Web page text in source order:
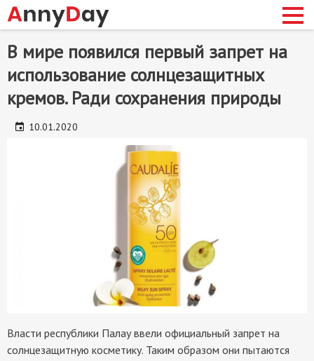
до
основного
В мире появился первый запрет на
использование солнцезащитных
кремов. Ради сохранения природы
10.01.2020
Власти республики Палау ввели официальный запрет на
солнцезащитную косметику. Таким образом они пытаются